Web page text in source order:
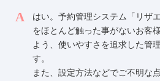
はい。予約管理システム「リザ
をほとんど触った事がないお客
よう、使いやすさを追求した管
す。
また、設定方法などでご不明な